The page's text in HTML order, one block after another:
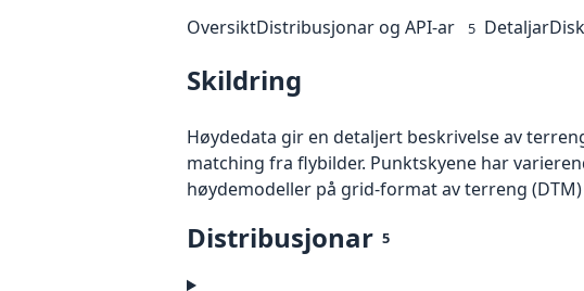
OversiktDistribusjonar og API-ar 5 Detaljar
Skildring
Høydedata gir en detaljert beskrivelse av
matching fra flybilder. Punktskyene har
høydemodeller på grid-format av terreng
Distribusjonar 5